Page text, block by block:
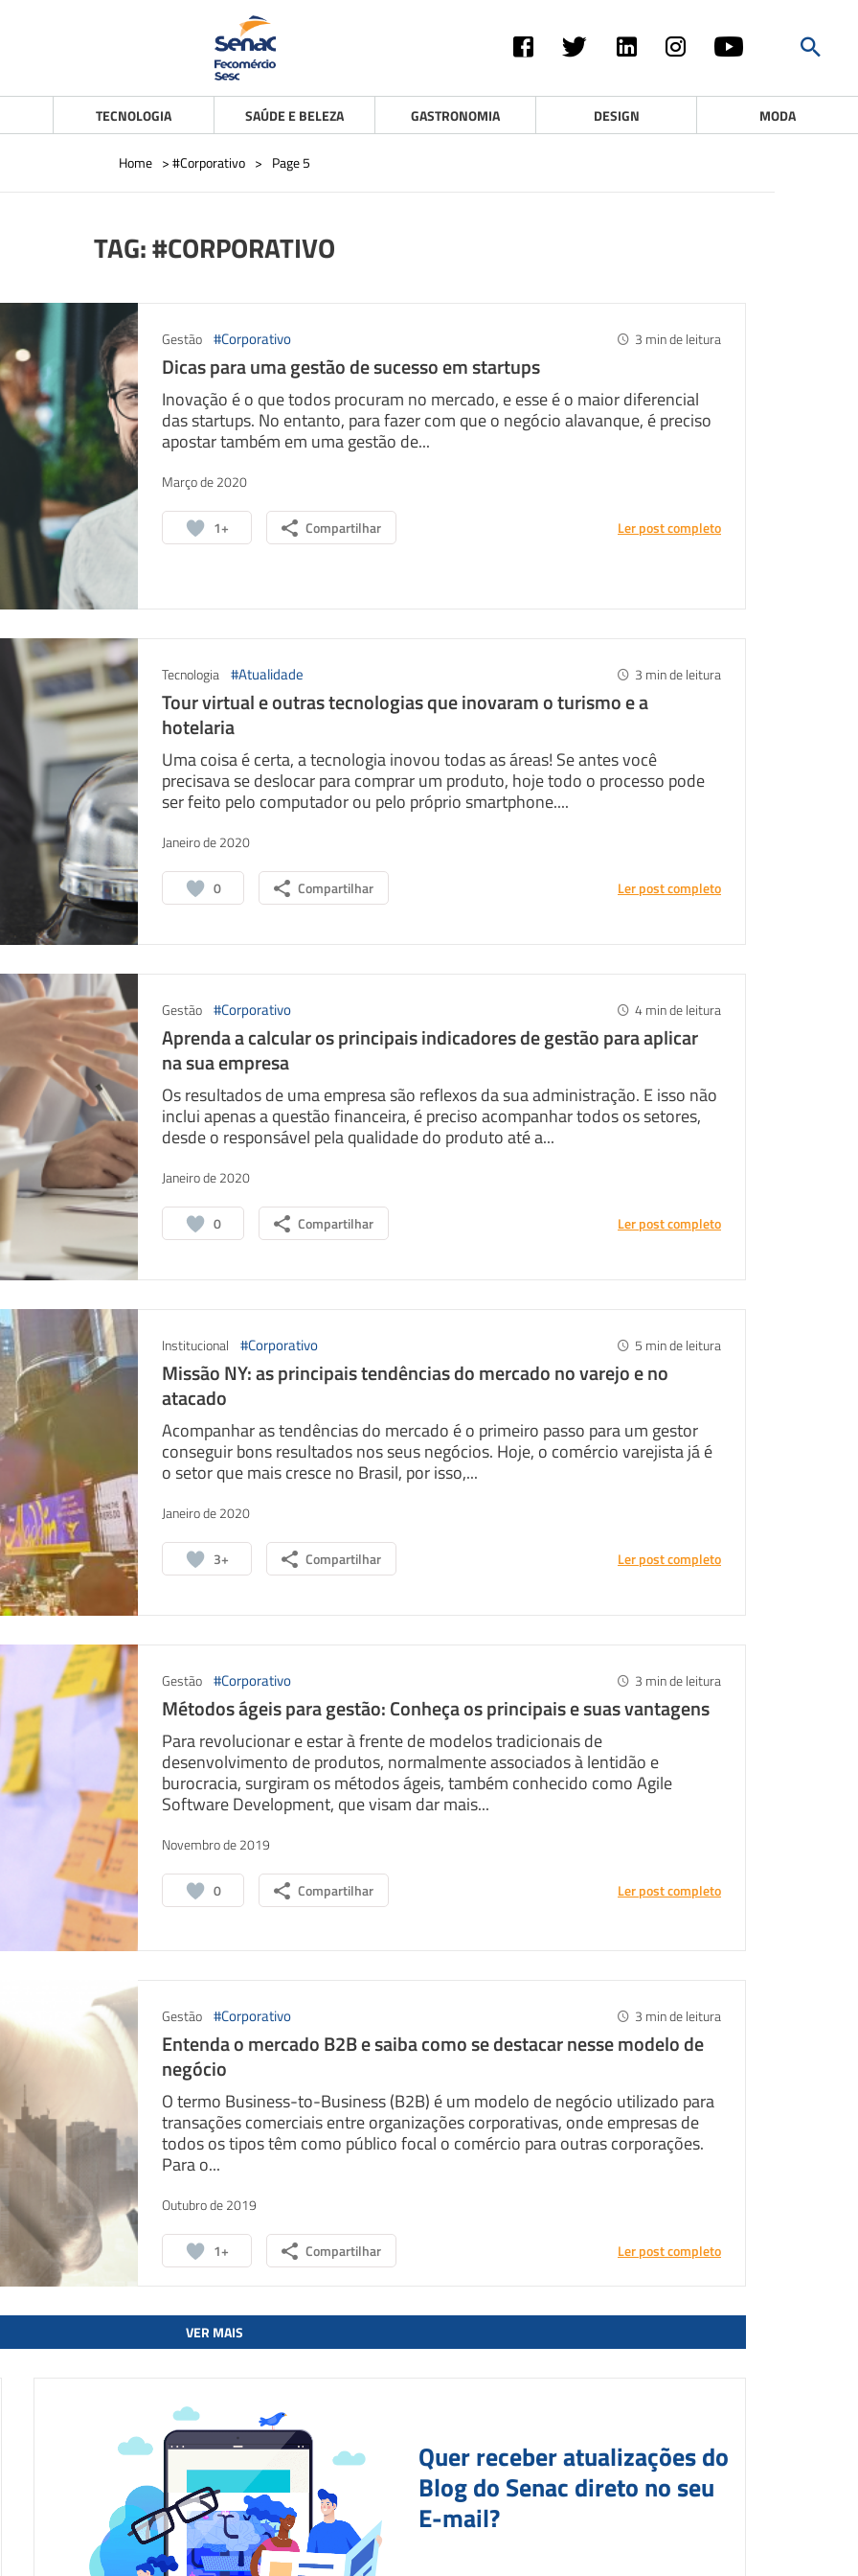
TECNOLOGIA SAÚDE E BELEZA GASTRONOMIA DESIGN MODA
Home >#Corporativo > Page 5
TAG: #CORPORATIVO
Gestão #Corporativo 3 min de leitura
Dicas para uma gestão de sucesso em startups
Inovação é o que todos procuram no mercado, e esse é o maior diferencial
das startups. No entanto, para fazer com que o negócio alavanque, é preciso
apostar também em uma gestão de...
Março de 2020
1+ Compartilhar Ler post completo
Tecnologia #Atualidade 3 min de leitura
Tour virtual e outras tecnologias que inovaram o turismo e a
hotelaria
Uma coisa é certa, a tecnologia inovou todas as áreas! Se antes você
precisava se deslocar para comprar um produto, hoje todo o processo pode
ser feito pelo computador ou pelo próprio smartphone....
Janeiro de 2020
0 Compartilhar Ler post completo
Gestão #Corporativo 4min de leitura
Aprenda a calcular os principais indicadores de gestão para aplicar
na sua empresa
Os resultados de uma empresa são reflexos da sua administração. E isso não
inclui apenas a questão financeira, é preciso acompanhar todos os setores,
desde o responsável pela qualidade do produto até a...
Janeiro de 2020
0 Compartilhar Ler post completo
Institucional #Corporativo 5 min de leitura
Missão NY: as principais tendências do mercado no varejo e no
atacado
Acompanhar as tendências do mercado é o primeiro passo para um gestor
conseguir bons resultados nos seus negócios. Hoje, o comércio varejista já é
o setor que mais cresce no Brasil, por isso,...
Janeiro de 2020
3+ Compartilhar Ler post completo
Gestão #Corporativo 3 min de leitura
Métodos ágeis para gestão: Conheça os principais e suas vantagens
Para revolucionar e estar à frente de modelos tradicionais de
desenvolvimento de produtos, normalmente associados à lentidão e
burocracia, surgiram os métodos ágeis, também conhecido como Agile
Software Development, que visam dar mais...
Novembro de 2019
0 Compartilhar Ler post completo
Gestão #Corporativo 3 min de leitura
Entenda o mercado B2B e saiba como se destacar nesse modelo de
negócio
O termo Business-to-Business (B2B) é um modelo de negócio utilizado para
transações comerciais entre organizações corporativas, onde empresas de
todos os tipos têm como público focal o comércio para outras corporações.
Para o...
Outubro de 2019
1+ Compartilhar Ler post completo
VER MAIS
Quer receber atualizações do
Blog do Senac direto no seu
E-mail?
Facebook